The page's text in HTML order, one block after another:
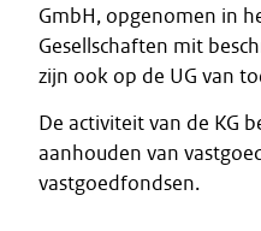
GmbH, opgenomen in
Gesellschaften mit
zijn ook op de UG van
De activiteit van de KG
aanhouden van
vastgoedfondsen.